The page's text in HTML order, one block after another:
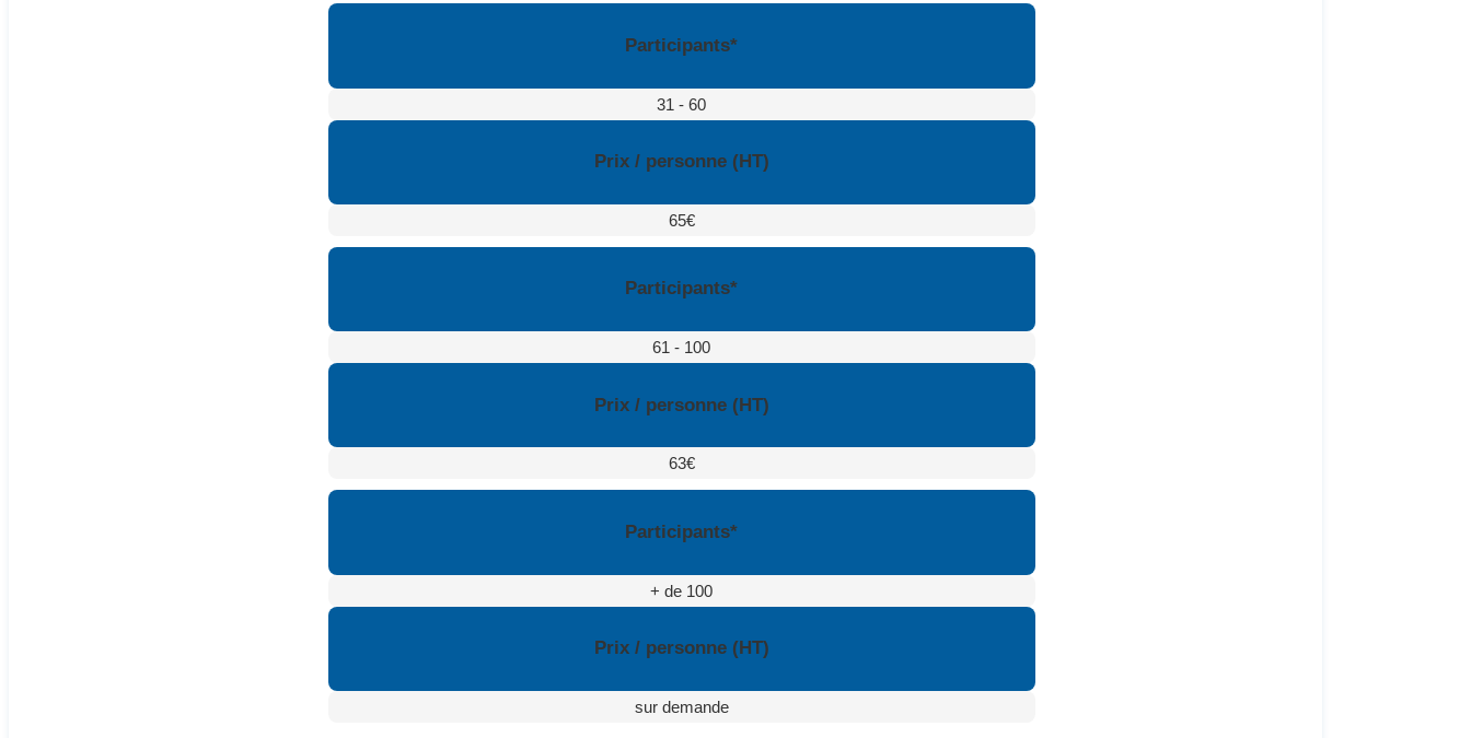
Participants*
31 - 60
Prix / personne (HT)
65€
Participants*
61 - 100
Prix / personne (HT)
63€
Participants*
+ de 100
Prix / personne (HT)
sur demande